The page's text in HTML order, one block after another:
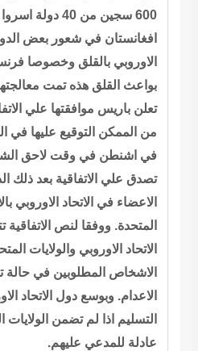
600 سجين من 40
افغانستان في شعور بعض
الاوروبي بالقلق وخصوصا
بواعث القلق هذه تمت
تعلن باريس موافقتها علي
من الممكن التوقيع عليها في
في اشنطن في وقت لاحق
تصدق علي الاتفاقية بعد
الاعضاء في الاتحاد الاوروبي
المتحدة. ووفقا لنص
الاتحاد الاوروبي والولايات
الاشخاص المطلوبين في
الاعدام. وبوسع دول الاتحاد
التسليم اذا لم تضمن
عادلة للمدعي عليهم.